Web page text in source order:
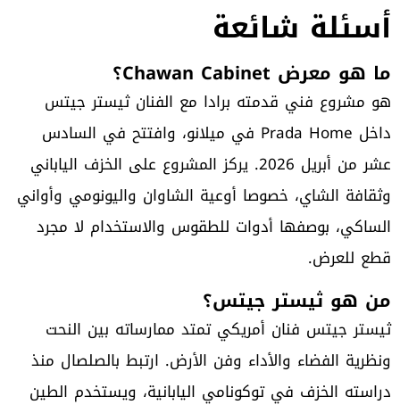
أسئلة شائعة
ما هو معرض Chawan Cabinet؟
هو مشروع فني قدمته برادا مع الفنان ثيستر جيتس
داخل Prada Home في ميلانو، وافتتح في السادس
عشر من أبريل 2026. يركز المشروع على الخزف الياباني
وثقافة الشاي، خصوصا أوعية الشاوان واليونومي وأواني
الساكي، بوصفها أدوات للطقوس والاستخدام لا مجرد
قطع للعرض.
من هو ثيستر جيتس؟
ثيستر جيتس فنان أمريكي تمتد ممارساته بين النحت
ونظرية الفضاء والأداء وفن الأرض. ارتبط بالصلصال منذ
دراسته الخزف في توكونامي اليابانية، ويستخدم الطين